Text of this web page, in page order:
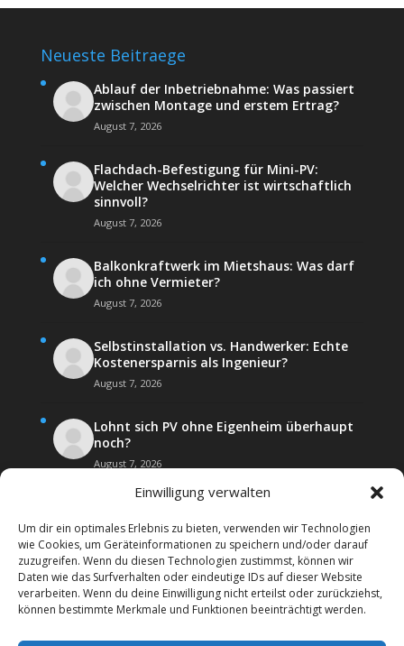
Einwilligung verwalten
Um dir ein optimales Erlebnis zu bieten, verwenden wir Technologien
wie Cookies, um Geräteinformationen zu speichern und/oder darauf
zuzugreifen. Wenn du diesen Technologien zustimmst, können wir
Daten wie das Surfverhalten oder eindeutige IDs auf dieser Website
verarbeiten. Wenn du deine Einwilligung nicht erteilst oder zurückziehst,
können bestimmte Merkmale und Funktionen beeinträchtigt werden.
Neueste Beitraege
Ablauf der Inbetriebnahme: Was passiert
zwischen Montage und erstem Ertrag?
August 7, 2026
Flachdach-Befestigung für Mini-PV:
Welcher Wechselrichter ist wirtschaftlich
sinnvoll?
August 7, 2026
Balkonkraftwerk im Mietshaus: Was darf
ich ohne Vermieter?
August 7, 2026
Selbstinstallation vs. Handwerker: Echte
Kostenersparnis als Ingenieur?
August 7, 2026
Lohnt sich PV ohne Eigenheim überhaupt
noch?
August 7, 2026
Kontakt
Impressum
Datenschutz­erklärung
Forenregeln